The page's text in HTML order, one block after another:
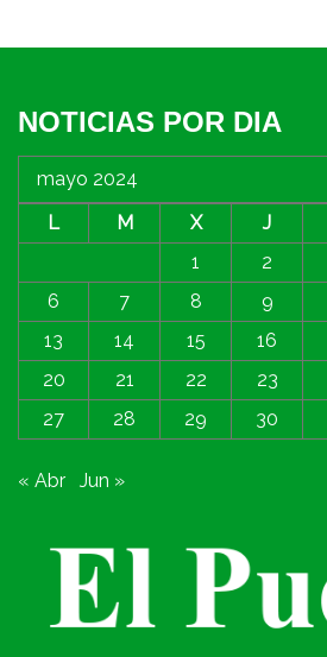
NOTICIAS POR DIA
mayo 2024
L
M X J
1
2
6
7 8 9
13
14 15 16
20
21 22 23
27
28 29 30
« Abr Jun »